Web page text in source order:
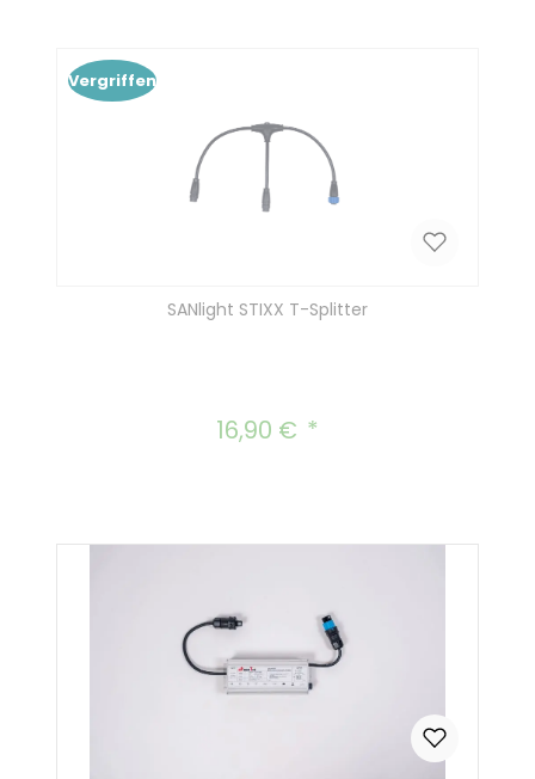
Vergriffen
SANlight STIXX T-Splitter
Regulärer Preis:
16,90 €